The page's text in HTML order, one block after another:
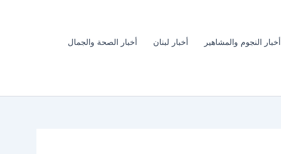
أخبار النجوم والمشاهير أخبار لبنان
أخبار الصحة والجمال